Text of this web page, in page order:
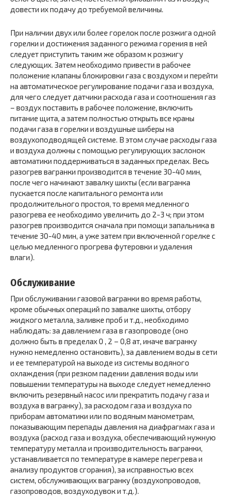
довести их подачу до требуемой величины.
При наличии двух или более горелок после розжига одной
горелки и достижения заданного режима горения в ней
следует приступить таким же образом к розжигу
следующих. Затем необходимо привести в рабочее
положение клапаны блокировки газа с воздухом и перейти
на автоматическое регулирование подачи газа и воздуха,
для чего следует датчики расхода газа и соотношения газ
– воздух поставить в рабочее положение, включить
питание щита, а затем полностью открыть все краны
подачи газа в горелки и воздушные шиберы на
воздухоподводящей системе. В этом случае расходы газа
и воздуха должны с помощью регулирующих заслонок
автоматики поддерживаться в заданных пределах. Весь
разогрев вагранки производится в течение 30-40 мин,
после чего начинают завалку шихты (если вагранка
пускается после капитального ремонта или
продолжительного простоя, то время медленного
разогрева ее необходимо увеличить до 2-3 ч; при этом
разогрев производится сначала при помощи запальника в
течение 30-40 мин, а уже затем при включенной горелке с
целью медленного прогрева футеровки и удаления
влаги).
Обслуживание
При обслуживании газовой вагранки во время работы,
кроме обычных операций по завалке шихты, отбору
жидкого металла, заливке проб и т.д., необходимо
наблюдать: за давлением газа в газопроводе (оно
должно быть в пределах 0 , 2 – 0,8 ат, иначе вагранку
нужно немедленно остановить), за давлением воды в сети
и ее температурой на выходе из системы водяного
охлаждения (при резком падении давления воды или
повышении температуры на выходе следует немедленно
включить резервный насос или прекратить подачу газа и
воздуха в вагранку), за расходом газа и воздуха по
приборам автоматики или по водяным манометрам,
показывающим перепады давления на диафрагмах газа и
воздуха (расход газа и воздуха, обеспечивающий нужную
температуру металла и производительность вагранки,
устанавливается по температуре в камере перегрева и
анализу продуктов сгорания), за исправностью всех
систем, обслуживающих вагранку (воздухопроводов,
газопроводов, воздуходувок и т.д.).